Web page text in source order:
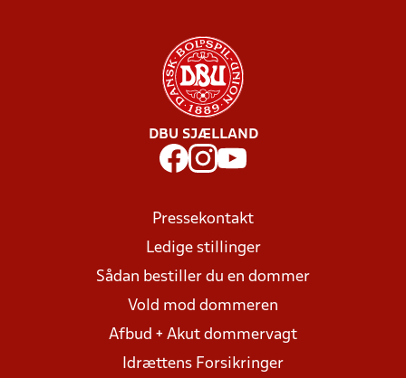
DBU SJÆLLAND
Pressekontakt
Ledige stillinger
Sådan bestiller du en dommer
Vold mod dommeren
Afbud + Akut dommervagt
Idrættens Forsikringer